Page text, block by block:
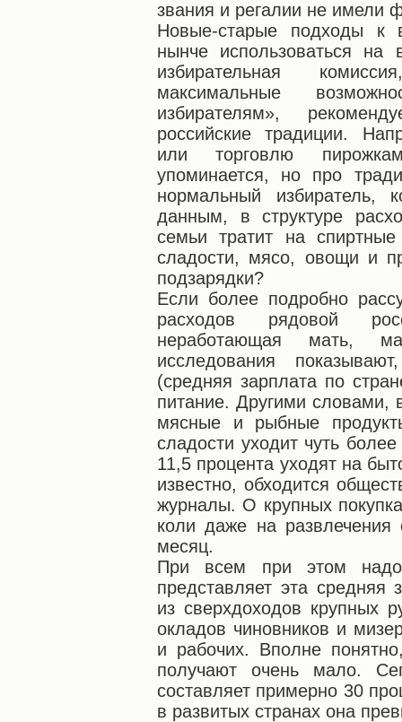
звания и регалии не имели
Новые-старые подходы к
нынче использоваться на
избирательная
максимальные
избирателям»,
российские традиции.
или торговлю
упоминается, но про
нормальный избиратель,
данным, в структуре
семьи тратит на
сладости, мясо, овощи и
подзарядки?
Если более подробно
расходов рядовой
неработающая мать,
исследования
(средняя зарплата по
питание. Другими словами,
мясные и рыбные
сладости уходит чуть
11,5 процента уходят на
известно, обходится
журналы. О крупных
коли даже на развлечения
месяц.
При всем при этом
представляет эта средняя
из сверхдоходов крупных
окладов чиновников и
и рабочих. Вполне
получают очень мало.
составляет примерно 30
в развитых странах она